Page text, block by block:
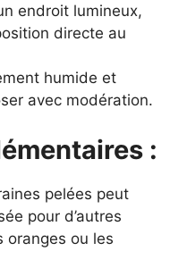
endroit lumineux,
directe au
humide et
avec modération.
:
pelées peut
pour d’autres
oranges ou les